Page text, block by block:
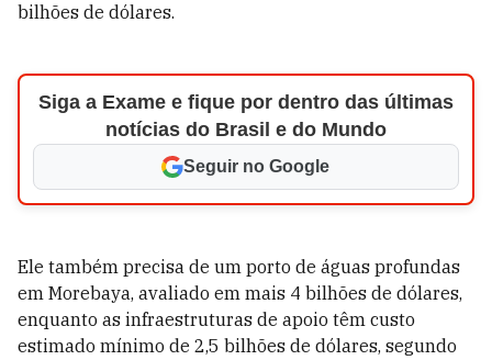
bilhões de dólares.
Siga a Exame e fique por dentro das últimas
notícias do Brasil e do Mundo
Seguir no Google
Ele também precisa de um porto de águas profundas
em Morebaya, avaliado em mais 4 bilhões de dólares,
enquanto as infraestruturas de apoio têm custo
estimado mínimo de 2,5 bilhões de dólares, segundo